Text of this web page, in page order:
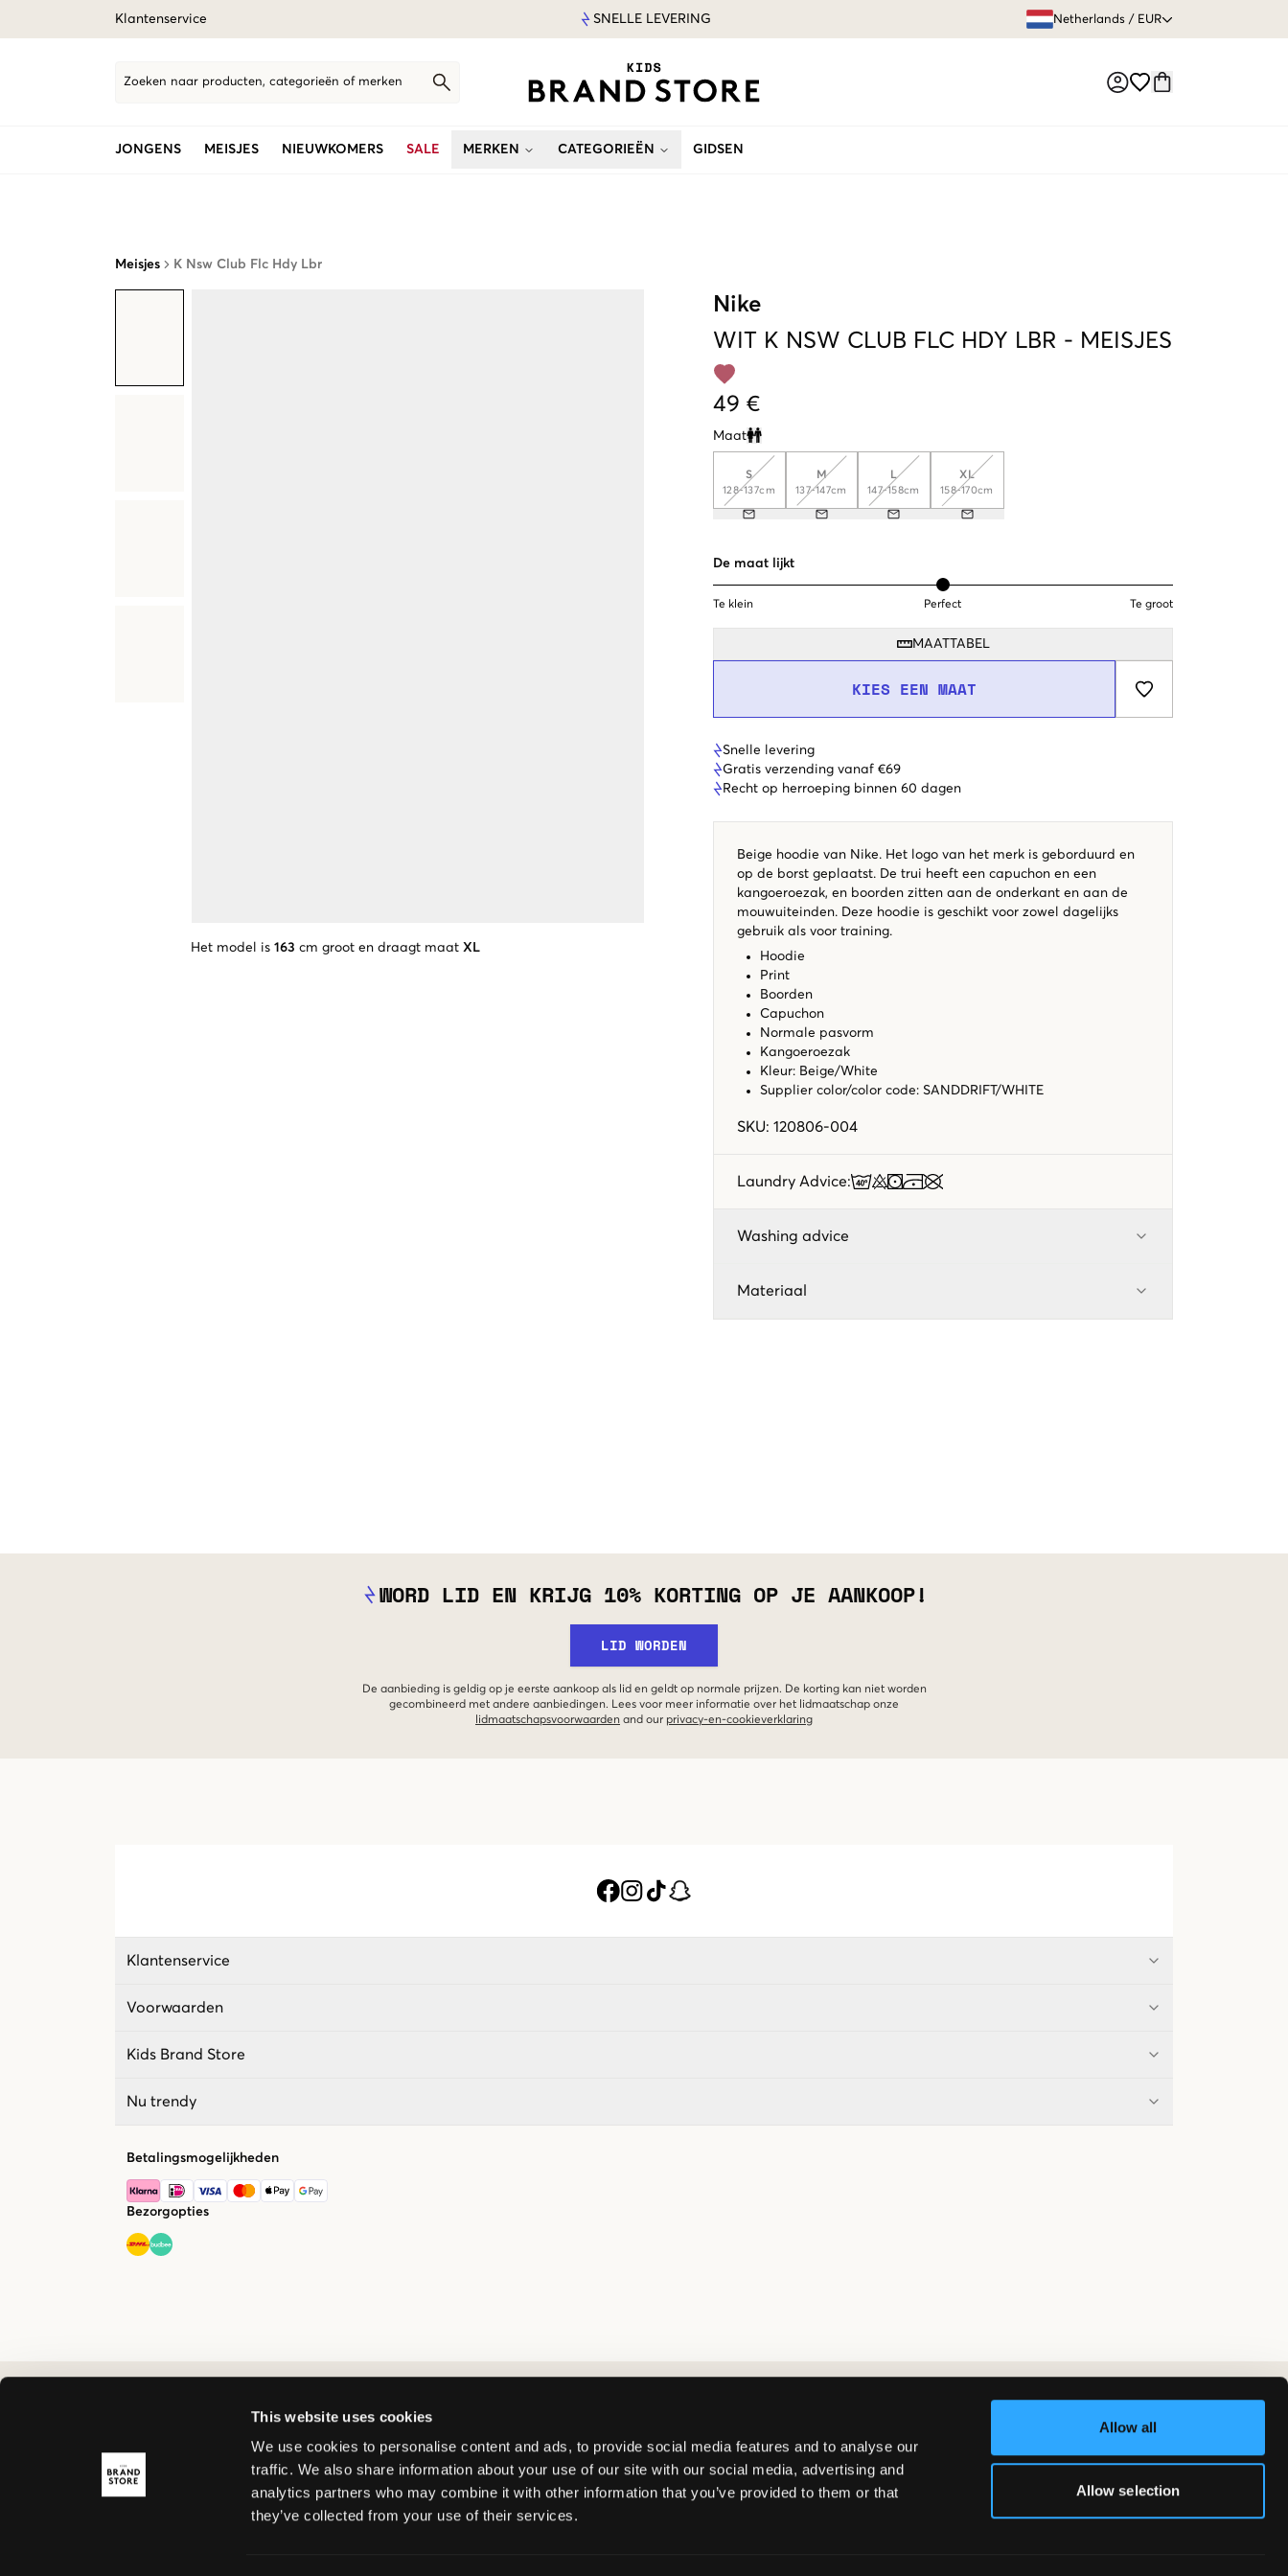
This website uses cookies
We use cookies to personalise content and ads, to provide social media features and to analyse our
traffic. We also share information about your use of our site with our social media, advertising and
analytics partners who may combine it with other information that you’ve provided to them or that
they’ve collected from your use of their services.
Allow all
Allow selection
Klantenservice SNELLE LEVERING Netherlands / EUR
Zoeken naar producten, categorieën of merken
JONGENS MEISJES NIEUWKOMERS SALE MERKEN CATEGORIEËN GIDSEN
Meisjes K Nsw Club Flc Hdy Lbr
Het model is 163 cm groot en draagt maat XL
Nike
WIT K NSW CLUB FLC HDY LBR - MEISJES
49 €
Maat
Clone modal
S
128-137cm
M
137-147cm
L
147-158cm
XL
158-170cm
De maat lijkt
Te klein Perfect Te groot
MAATTABEL
KIES EEN MAAT
Snelle levering
Gratis verzending vanaf €69
Recht op herroeping binnen 60 dagen
Beige hoodie van Nike. Het logo van het merk is geborduurd en
op de borst geplaatst. De trui heeft een capuchon en een
kangoeroezak, en boorden zitten aan de onderkant en aan de
mouwuiteinden. Deze hoodie is geschikt voor zowel dagelijks
gebruik als voor training.
Hoodie
Print
Boorden
Capuchon
Normale pasvorm
Kangoeroezak
Kleur: Beige/White
Supplier color/color code: SANDDRIFT/WHITE
SKU: 120806-004
Laundry Advice:
Washing advice
Materiaal
WORD LID EN KRIJG 10% KORTING OP JE AANKOOP!
LID WORDEN
De aanbieding is geldig op je eerste aankoop als lid en geldt op normale prijzen. De korting kan niet worden
gecombineerd met andere aanbiedingen. Lees voor meer informatie over het lidmaatschap onze
lidmaatschapsvoorwaarden and our privacy-en-cookieverklaring
Klantenservice
Voorwaarden
Kids Brand Store
Nu trendy
Betalingsmogelijkheden
Bezorgopties